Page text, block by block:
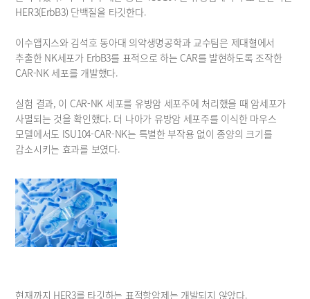
HER3(ErbB3) 단백질을 타깃한다.
이수앱지스와 김석호 동아대 의약생명공학과 교수팀은 제대혈에서
추출한 NK세포가 ErbB3를 표적으로 하는 CAR를 발현하도록 조작한
CAR-NK 세포를 개발했다.
실험 결과, 이 CAR-NK 세포를 유방암 세포주에 처리했을 때 암세포가
사멸되는 것을 확인했다. 더 나아가 유방암 세포주를 이식한 마우스
모델에서도 ISU104-CAR-NK는 특별한 부작용 없이 종양의 크기를
감소시키는 효과를 보였다.
현재까지 HER3를 타깃하는 표적항암제는 개발되지 않았다.